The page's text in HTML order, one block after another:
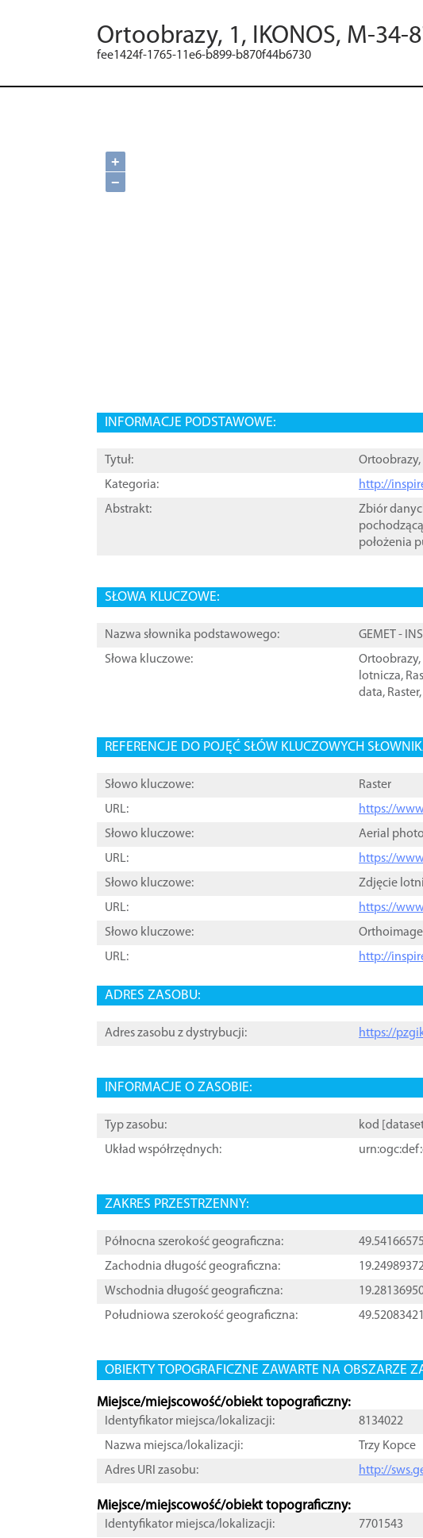
Ortoobrazy, 1, IKONOS, M-34-
fee1424f-1765-11e6-b899-b870f44b6730
+
−
INFORMACJE PODSTAWOWE:
Tytuł:
Ortoobrazy,
Kategoria:
http://
Abstrakt:
Zbiór
położenia
SŁOWA KLUCZOWE:
Nazwa słownika podstawowego:
GEMET -
Słowa kluczowe:
Ortoobrazy,
lotnicza,
data, Raster,
REFERENCJE DO POJĘĆ SŁÓW KLUCZOWYCH
Słowo kluczowe:
Raster
URL:
https://
Słowo kluczowe:
Aerial
URL:
https://
Słowo kluczowe:
Zdjęcie
URL:
https://
Słowo kluczowe:
URL:
http://
ADRES ZASOBU:
Adres zasobu z dystrybucji: https://
INFORMACJE O ZASOBIE:
Typ zasobu: kod [
Układ współrzędnych:
ZAKRES PRZESTRZENNY:
Północna szerokość geograficzna:
Zachodnia długość geograficzna:
Wschodnia długość geograficzna:
Południowa szerokość geograficzna:
OBIEKTY TOPOGRAFICZNE ZAWARTE NA OBSZARZE
Miejsce/miejscowość/obiekt topograficzny:
Identyfikator miejsca/lokalizacji:
8134022
Nazwa miejsca/lokalizacji:
Trzy Kopce
Adres URI zasobu:
http://
Miejsce/miejscowość/obiekt topograficzny:
Identyfikator miejsca/lokalizacji:
7701543